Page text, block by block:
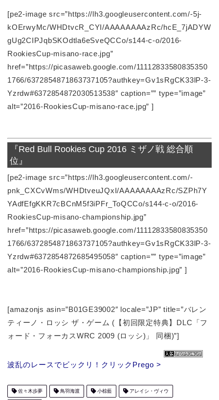
[pe2-image src=”https://lh3.googleusercontent.com/-5j-
kOErwyMc/WHDtvcR_CYI/AAAAAAAAzRc/hcE_7jADYW
gUg2CIPJqbSKOdtla6eSveQCCo/s144-c-o/2016-
RookiesCup-misano-race.jpg”
href=”https://picasaweb.google.com/11112833580835350
1766/6372854871863737105?authkey=Gv1sRgCK33lP-3-
Yzrdw#6372854872030513538″ caption=”” type=”image”
alt=”2016-RookiesCup-misano-race.jpg” ]
『Red Bull Rookies Cup 2016 ミザノ戦 総合順
位』
[pe2-image src=”https://lh3.googleusercontent.com/-
pnk_CXCvWms/WHDtveuJQxI/AAAAAAAAzRc/SZPh7Y
YAdfEfgKKR7cBCnM5f3iPFr_ToQCCo/s144-c-o/2016-
RookiesCup-misano-championship.jpg”
href=”https://picasaweb.google.com/11112833580835350
1766/6372854871863737105?authkey=Gv1sRgCK33lP-3-
Yzrdw#6372854872685495058″ caption=”” type=”image”
alt=”2016-RookiesCup-misano-championship.jpg” ]
[amazonjs asin=”B01GE39002″ locale=”JP” title=”バレン
ティーノ・ロッシ ザ・ゲーム (【初回限定特典】DLC「フ
ォード・フォーカスWRC 2009 (ロッシ)」 同梱)”]
波乱のレースでビックリ！クリックPrego >
佐々木歩夢 鳥羽海渡 小椋藍 アレイシ・ヴィウ